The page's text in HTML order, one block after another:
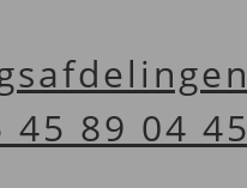
45 89 04 45